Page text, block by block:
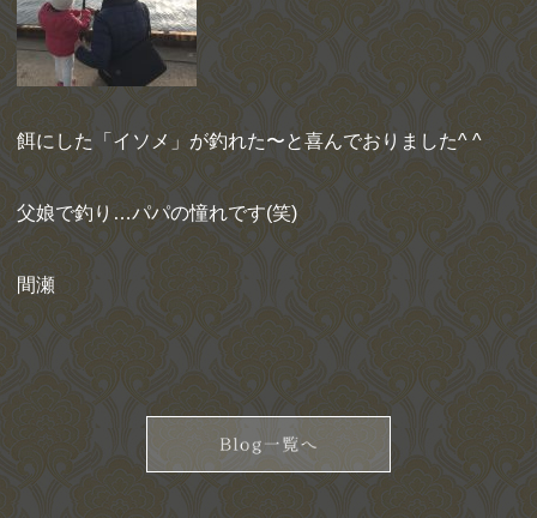
餌にした「イソメ」が釣れた〜と喜んでおりました^ ^
父娘で釣り…パパの憧れです(笑)
間瀬